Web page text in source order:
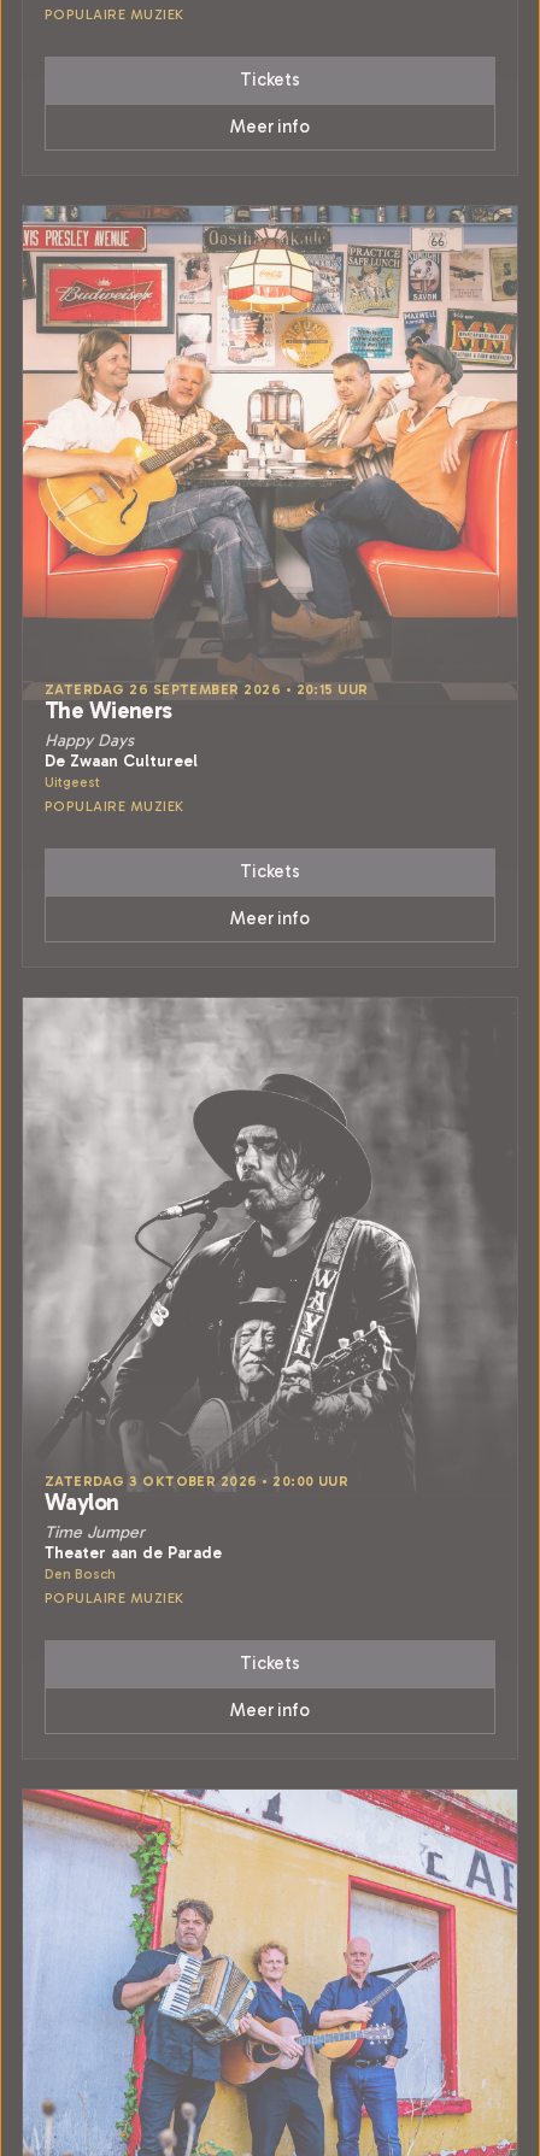
POPULAIRE MUZIEK
Tickets
Meer info
ZATERDAG 26 SEPTEMBER 2026 • 20:15 UUR
The Wieners
Happy Days
De Zwaan Cultureel
Uitgeest
POPULAIRE MUZIEK
Tickets
Meer info
ZATERDAG 3 OKTOBER 2026 • 20:00 UUR
Waylon
Time Jumper
Theater aan de Parade
Den Bosch
POPULAIRE MUZIEK
Tickets
Meer info